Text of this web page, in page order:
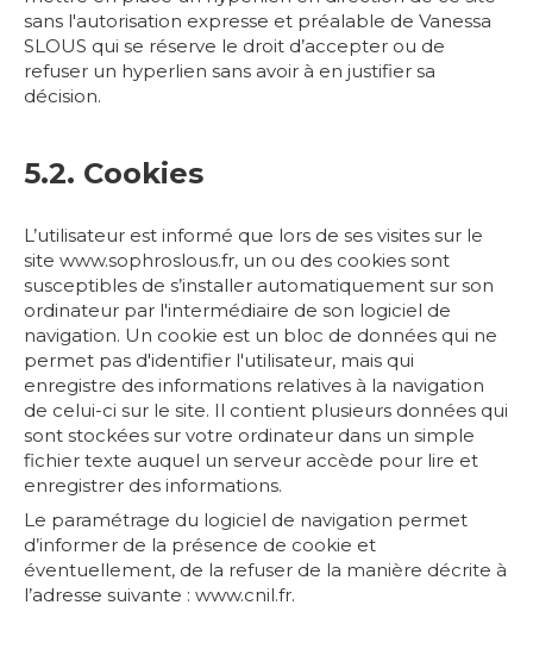
sans l'autorisation expresse et préalable de Vanessa
SLOUS qui se réserve le droit d’accepter ou de
refuser un hyperlien sans avoir à en justifier sa
décision.
5.2. Cookies
L’utilisateur est informé que lors de ses visites sur le
site www.sophroslous.fr, un ou des cookies sont
susceptibles de s’installer automatiquement sur son
ordinateur par l'intermédiaire de son logiciel de
navigation. Un cookie est un bloc de données qui ne
permet pas d'identifier l'utilisateur, mais qui
enregistre des informations relatives à la navigation
de celui-ci sur le site. Il contient plusieurs données qui
sont stockées sur votre ordinateur dans un simple
fichier texte auquel un serveur accède pour lire et
enregistrer des informations.
Le paramétrage du logiciel de navigation permet
d’informer de la présence de cookie et
éventuellement, de la refuser de la manière décrite à
l’adresse suivante : www.cnil.fr.